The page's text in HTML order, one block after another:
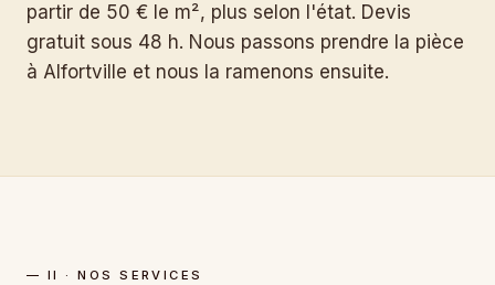
partir de 50 € le m², plus selon l'état. Devis
gratuit sous 48 h. Nous passons prendre la pièce
à Alfortville et nous la ramenons ensuite.
— II · NOS SERVICES